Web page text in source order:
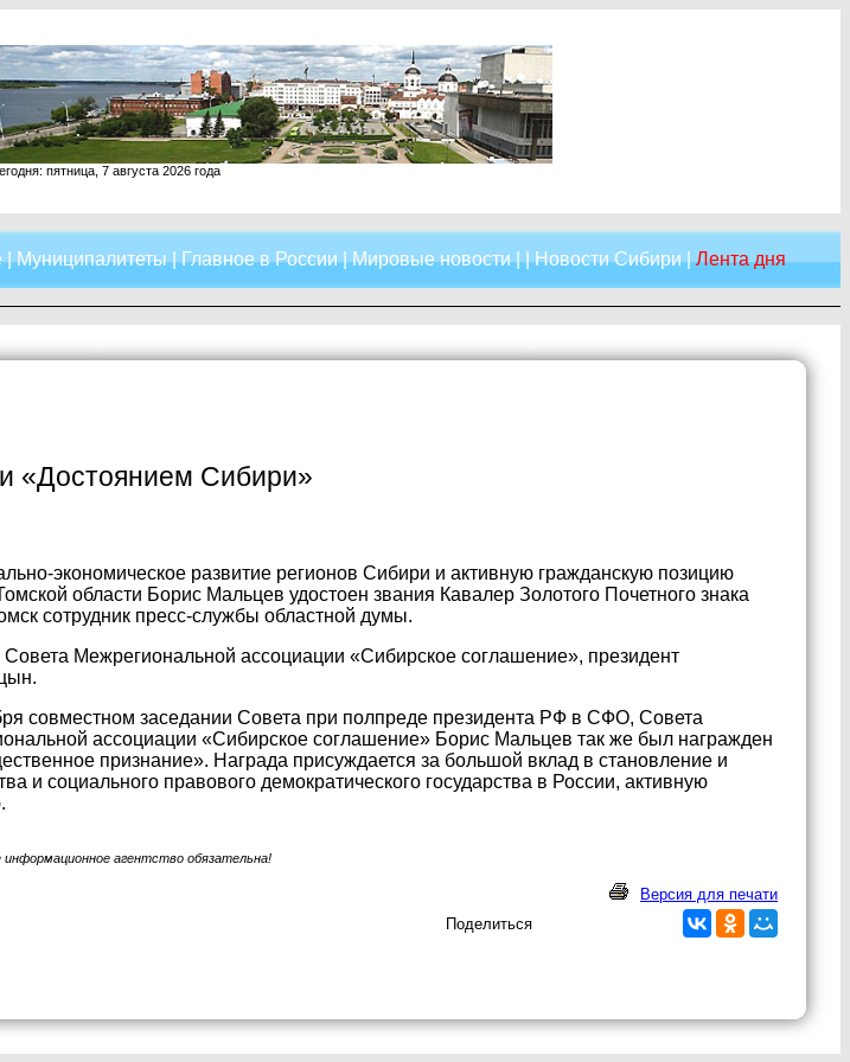
пятница, 7 августа 2026 года
|Муниципалитеты|Главное в России|Мировые новости| |Новости Сибири|Лента дня
«Достоянием Сибири»
экономическое развитие регионов Сибири и активную гражданскую позицию
области Борис Мальцев удостоен звания Кавалер Золотого Почетного знака
сотрудник пресс-службы областной думы.
Совета Межрегиональной ассоциации «Сибирское соглашение», президент
совместном заседании Совета при полпреде президента РФ в СФО, Совета
ассоциации «Сибирское соглашение» Борис Мальцев так же был награжден
признание». Награда присуждается за большой вклад в становление и
и социального правового демократического государства в России, активную
агентство обязательна!
Версия для печати
Поделиться